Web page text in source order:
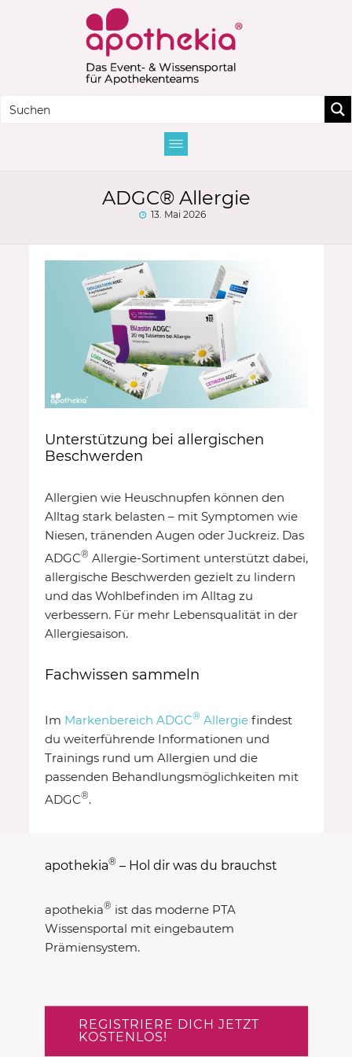
ADGC® Allergie
13. Mai 2026
Unterstützung bei allergischen
Beschwerden
Allergien wie Heuschnupfen können den
Alltag stark belasten – mit Symptomen wie
Niesen, tränenden Augen oder Juckreiz. Das
ADGC® Allergie-Sortiment unterstützt dabei,
allergische Beschwerden gezielt zu lindern
und das Wohlbefinden im Alltag zu
verbessern. Für mehr Lebensqualität in der
Allergiesaison.
Fachwissen sammeln
Im Markenbereich ADGC® Allergiefindest
du weiterführende Informationen und
Trainings rund um Allergien und die
passenden Behandlungsmöglichkeiten mit
ADGC®.
apothekia® – Hol dir was du brauchst
apothekia® ist das moderne PTA
Wissensportal mit eingebautem
Prämiensystem.
REGISTRIERE DICH JETZT
KOSTENLOS!